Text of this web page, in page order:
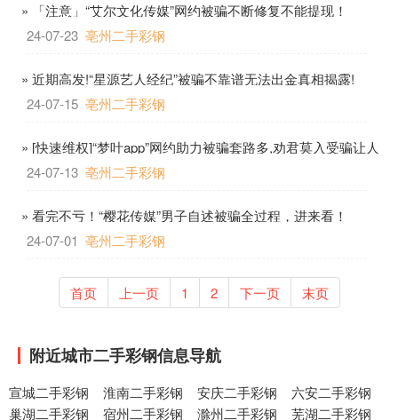
» 「注意」“艾尔文化传媒”网约被骗不断修复不能提现！
24-07-23 亳州二手彩钢
» 近期高发!“星源艺人经纪”被骗不靠谱无法出金真相揭露!
24-07-15 亳州二手彩钢
» [快速维权]“梦叶app”网约助力被骗套路多,劝君莫入受骗让人
24-07-13 亳州二手彩钢
» 看完不亏！“樱花传媒”男子自述被骗全过程，进来看！
24-07-01 亳州二手彩钢
首页 上一页 1 2 下一页 末页
附近城市二手彩钢信息导航
宣城二手彩钢 淮南二手彩钢 安庆二手彩钢
六安二手彩钢
巢湖二手彩钢
宿州二手彩钢 滁州二手彩钢 芜湖二手彩钢